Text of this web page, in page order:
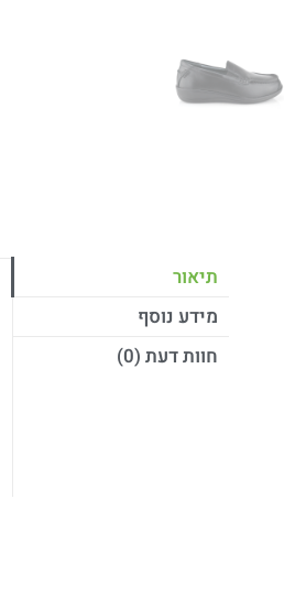
תיאור
מידע נוסף
חוות דעת (0)